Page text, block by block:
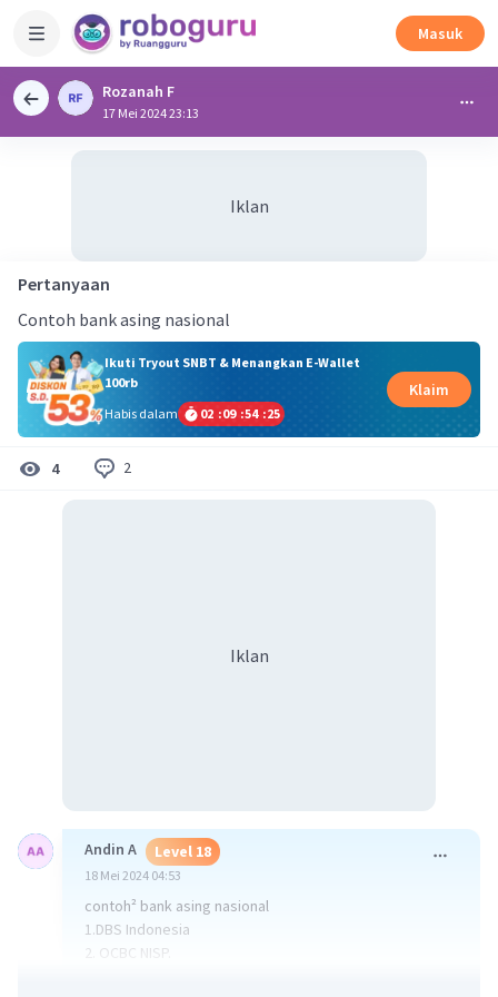
Masuk
Rozanah F
17 Mei 2024 23:13
Iklan
Pertanyaan
Contoh bank asing nasional
Ikuti Tryout SNBT & Menangkan E-Wallet
100rb
Habis dalam
02 :09 :54 :24
Klaim
4 2
Iklan
Andin A Level 18
18 Mei 2024 04:53
contoh² bank asing nasional
1.DBS Indonesia
2. OCBC NISP.